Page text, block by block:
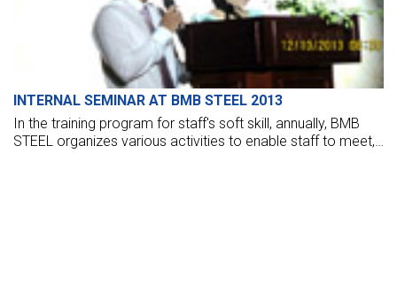
INTERNAL SEMINAR AT BMB STEEL 2013
In the training program for staff's soft skill, annually, BMB
STEEL organizes various activities to enable staff to meet,